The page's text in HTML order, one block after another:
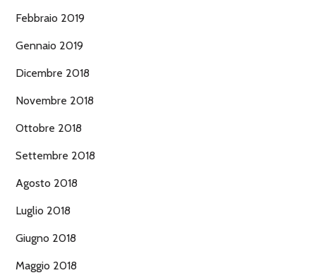
Febbraio 2019
Gennaio 2019
Dicembre 2018
Novembre 2018
Ottobre 2018
Settembre 2018
Agosto 2018
Luglio 2018
Giugno 2018
Maggio 2018